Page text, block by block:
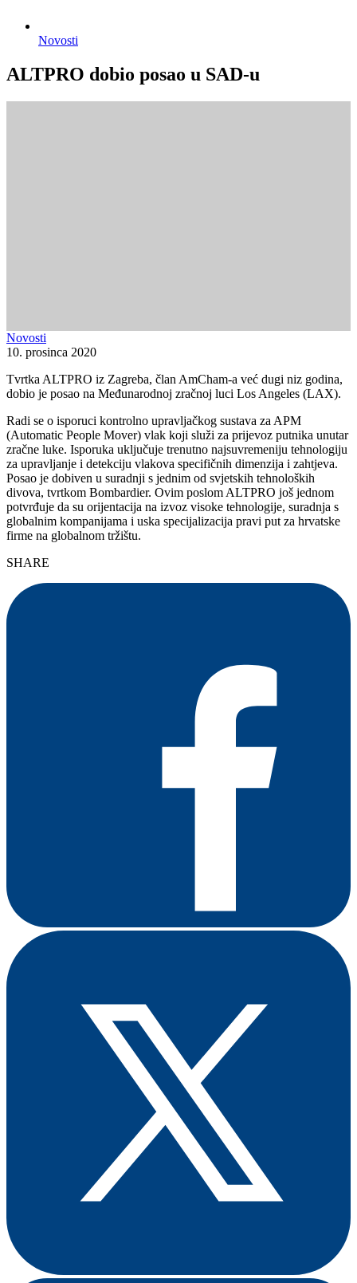
Novosti
ALTPRO dobio posao u SAD-u
Novosti
10. prosinca 2020
Tvrtka ALTPRO iz Zagreba, član AmCham-a već dugi niz godina,
dobio je posao na Međunarodnoj zračnoj luci Los Angeles (LAX).
Radi se o isporuci kontrolno upravljačkog sustava za APM
(Automatic People Mover) vlak koji služi za prijevoz putnika unutar
zračne luke. Isporuka uključuje trenutno najsuvremeniju tehnologiju
za upravljanje i detekciju vlakova specifičnih dimenzija i zahtjeva.
Posao je dobiven u suradnji s jednim od svjetskih tehnoloških
divova, tvrtkom Bombardier. Ovim poslom ALTPRO još jednom
potvrđuje da su orijentacija na izvoz visoke tehnologije, suradnja s
globalnim kompanijama i uska specijalizacija pravi put za hrvatske
firme na globalnom tržištu.
SHARE